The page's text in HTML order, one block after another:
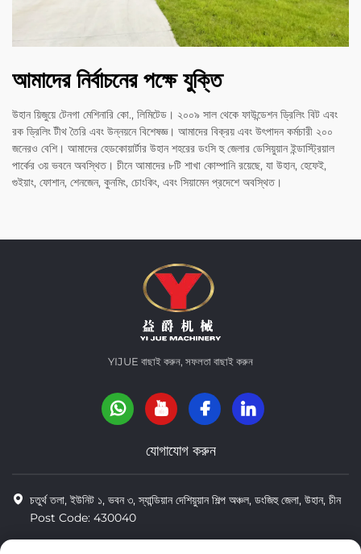
আমাদের নির্বাচনের পক্ষে যুক্তি
উহান য়িজুয়ে টেনগা মেশিনারি কো., লিমিটেড। ২০০৯ সাল থেকে ফাউন্ডেশন ড্রিলিং বিট এবং
রক ড্রিলিং টীথ তৈরি এবং উন্নয়নে বিশেষজ্ঞ। আমাদের বিক্রয় এবং উৎপাদন কর্মচারী ২০০
জনেরও বেশি। আমাদের হেডকোয়ার্টার উহান শহরের ডংসি হু জেলার ডেসিয়ুয়ান ইন্ডাস্ট্রিয়াল
পার্কের ৩য় ভবনে অবস্থিত। চীনে আমাদের ৮টি শাখা কোম্পানি রয়েছে, যা উহান, হেফেই,
গুইয়াং, ফোশান, শেনজেন, কুনমিং, চোংকিং, এবং সিয়ামেন প্রদেশে অবস্থিত।
YIJUE বাছাই করুন, সফলতা বাছাই করুন
যোগাযোগ করুন
চতুর্থ তলা, ইউনিট ১, ভবন ৩, স্যান্ডিয়ান দেশিয়ুয়ান শিল্প অঞ্চল, ডংজিহু জেলা, উহান, চীন
Post Code: 430040